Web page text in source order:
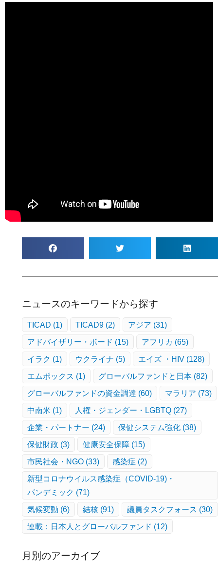
ニュースのキーワードから探す
TICAD (1) TICAD9(2) アジア (31)
アドバイザリー・ボード (15) アフリカ (65)
イラク (1) ウクライナ (5) エイズ ・HIV(128)
エムポックス (1) グローバルファンドと日本(82)
グローバルファンドの資金調達 (60) マラリア (73)
中南米(1) 人権・ジェンダー・LGBTQ(27)
企業・パートナー (24) 保健システム強化(38)
保健財政 (3) 健康安全保障(15)
市民社会・NGO(33) 感染症 (2)
新型コロナウイルス感染症（COVID-19)・
パンデミック (71)
気候変動 (6) 結核(91) 議員タスクフォース (30)
連載：日本人とグローバルファンド (12)
月別のアーカイブ